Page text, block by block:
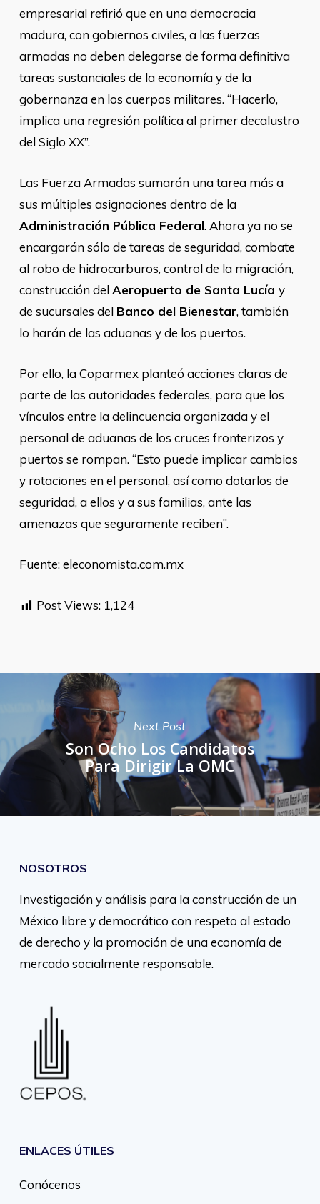
empresarial refirió que en una democracia
madura, con gobiernos civiles, a las fuerzas
armadas no deben delegarse de forma definitiva
tareas sustanciales de la economía y de la
gobernanza en los cuerpos militares. “Hacerlo,
implica una regresión política al primer decalustro
del Siglo XX”.
Las Fuerza Armadas sumarán una tarea más a
sus múltiples asignaciones dentro de la
Administración Pública Federal. Ahora ya no se
encargarán sólo de tareas de seguridad, combate
al robo de hidrocarburos, control de la migración,
construcción delAeropuerto de Santa Lucía y
de sucursales del Banco del Bienestar, también
lo harán de las aduanas y de los puertos.
Por ello, la Coparmex planteó acciones claras de
parte de las autoridades federales, para que los
vínculos entre la delincuencia organizada y el
personal de aduanas de los cruces fronterizos y
puertos se rompan. “Esto puede implicar cambios
y rotaciones en el personal, así como dotarlos de
seguridad, a ellos y a sus familias, ante las
amenazas que seguramente reciben”.
Fuente: eleconomista.com.mx
Post Views: 1,124
Next Post
Son Ocho Los Candidatos
Para Dirigir La OMC
NOSOTROS
Investigación y análisis para la construcción de un
México libre y democrático con respeto al estado
de derecho y la promoción de una economía de
mercado socialmente responsable.
ENLACES ÚTILES
Conócenos